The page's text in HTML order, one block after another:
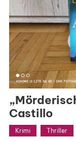
Castillo
Krimi Thriller